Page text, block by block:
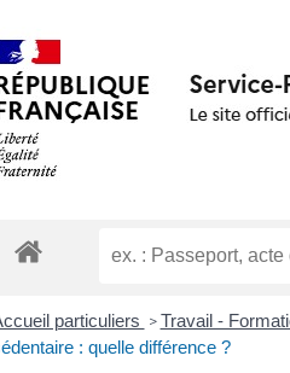
particuliers > Travail -
: quelle différence ?